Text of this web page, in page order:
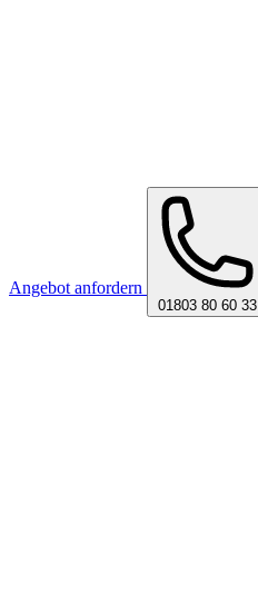
Angebot anfordern
01803 80 60 33